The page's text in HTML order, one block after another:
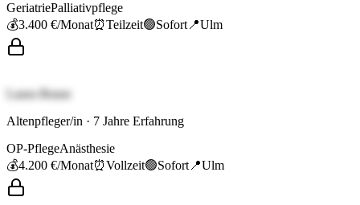
GeriatriePalliativpflege
💰3.400 €/Monat⏰Teilzeit🟢Sofort 📍Ulm
Laura Braun
Altenpfleger/in · 7 Jahre Erfahrung
OP-PflegeAnästhesie
💰4.200 €/Monat⏰Vollzeit🟢Sofort 📍Ulm